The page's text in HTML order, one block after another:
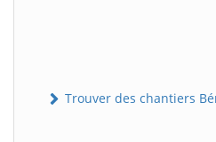
Trouver des chantiers